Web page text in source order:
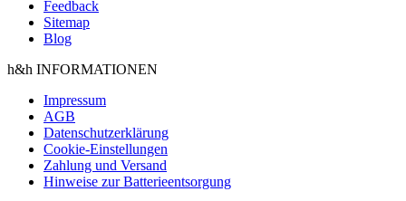
Feedback
Sitemap
Blog
h&h INFORMATIONEN
Impressum
AGB
Datenschutzerklärung
Cookie-Einstellungen
Zahlung und Versand
Hinweise zur Batterieentsorgung